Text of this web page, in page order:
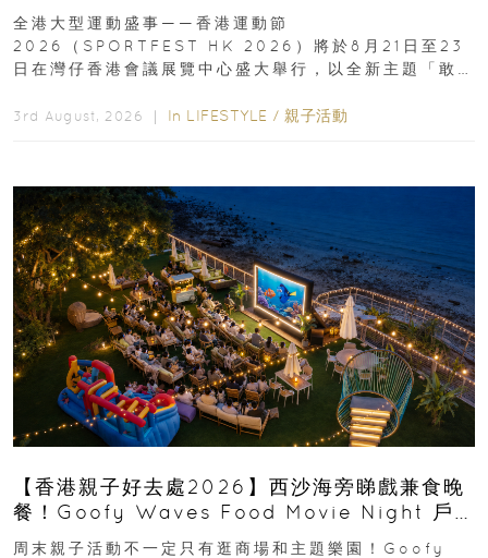
動、街舞比賽＋逾百運動品牌展覽
全港大型運動盛事——香港運動節
2026（SPORTFEST HK 2026）將於8月21日至23
日在灣仔香港會議展覽中心盛大舉行，以全新主題「敢
3rd August, 2026 ｜ In LIFESTYLE / 親子活動
【香港親子好去處2026】西沙海旁睇戲兼食晚
餐！Goofy Waves Food Movie Night 戶
外影院逢週末登場
周末親子活動不一定只有逛商場和主題樂園！Goofy